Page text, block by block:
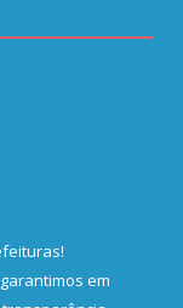
!
em